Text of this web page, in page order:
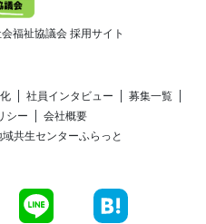
福祉協議会 採用サイト
社員インタビュー
募集一覧
シー
会社概要
共生センターふらっと